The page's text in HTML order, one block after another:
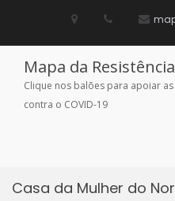
Mapa da
Clique nos balões para apoiar
contra o COVID-19
Casa da Mulher do